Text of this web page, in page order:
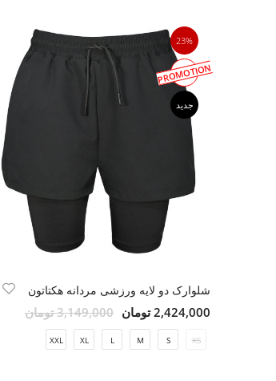
23%
PROMOTION
جدید
شلوارک دو لایه ورزشی مردانه هکتاتون
2,424,000 تومان 3,149,000 تومان
XS
S
M
L
XL
XXL